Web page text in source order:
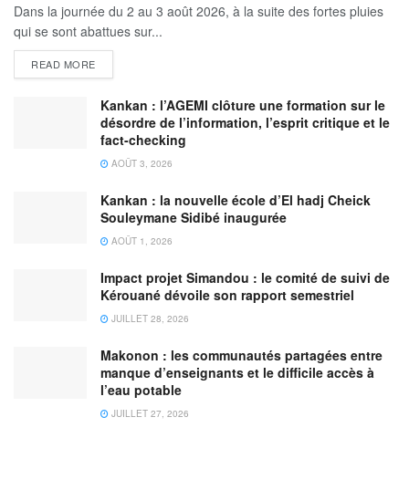
Dans la journée du 2 au 3 août 2026, à la suite des fortes pluies
qui se sont abattues sur...
READ MORE
Kankan : l’AGEMI clôture une formation sur le
désordre de l’information, l’esprit critique et le
fact-checking
AOÛT 3, 2026
Kankan : la nouvelle école d’El hadj Cheick
Souleymane Sidibé inaugurée
AOÛT 1, 2026
Impact projet Simandou : le comité de suivi de
Kérouané dévoile son rapport semestriel
JUILLET 28, 2026
Makonon : les communautés partagées entre
manque d’enseignants et le difficile accès à
l’eau potable
JUILLET 27, 2026